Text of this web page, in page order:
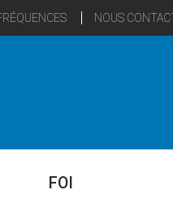
NOUS
FOI